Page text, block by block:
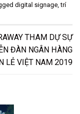
digital signage ,trí
THAM DỰ SỰ
ĐÀN NGÂN HÀNG
LẺ VIỆT NAM 2019